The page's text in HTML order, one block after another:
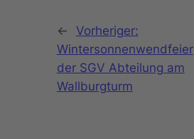
←
Vorheriger:
Wintersonnenwendfeier
der SGV Abteilung am
Wallburgturm